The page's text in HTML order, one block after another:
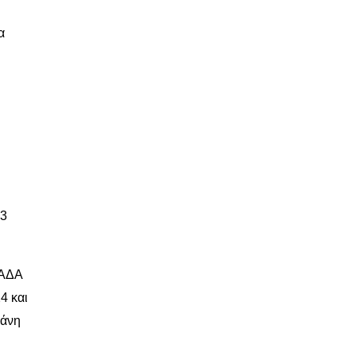
και